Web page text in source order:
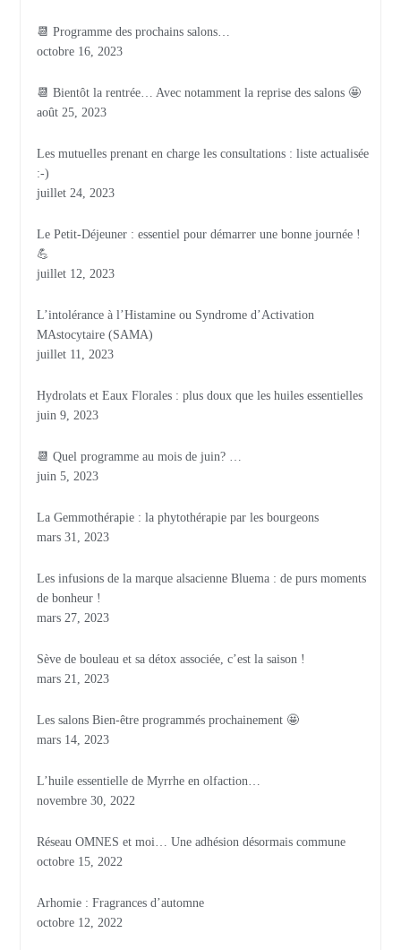
📆 Programme des prochains salons…
octobre 16, 2023
📆 Bientôt la rentrée… Avec notamment la reprise des salons 🤩
août 25, 2023
Les mutuelles prenant en charge les consultations : liste actualisée
:-)
juillet 24, 2023
Le Petit-Déjeuner : essentiel pour démarrer une bonne journée !
💪
juillet 12, 2023
L’intolérance à l’Histamine ou Syndrome d’Activation
MAstocytaire (SAMA)
juillet 11, 2023
Hydrolats et Eaux Florales : plus doux que les huiles essentielles
juin 9, 2023
📆 Quel programme au mois de juin? …
juin 5, 2023
La Gemmothérapie : la phytothérapie par les bourgeons
mars 31, 2023
Les infusions de la marque alsacienne Bluema : de purs moments
de bonheur !
mars 27, 2023
Sève de bouleau et sa détox associée, c’est la saison !
mars 21, 2023
Les salons Bien-être programmés prochainement 🤩
mars 14, 2023
L’huile essentielle de Myrrhe en olfaction…
novembre 30, 2022
Réseau OMNES et moi… Une adhésion désormais commune
octobre 15, 2022
Arhomie : Fragrances d’automne
octobre 12, 2022